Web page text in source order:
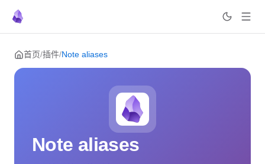
Skip to content
首页/插件/Note aliases
Note aliases